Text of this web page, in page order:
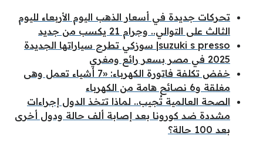
تحركات جديدة في أسعار الذهب اليوم الأربعاء لليوم
الثالث على التوالي.. وجرام 21 يكسب من جديد
suzuki s presso| سوزكي تطرح سياراتها الجديدة
2025 في مصر بسعر رائع ومغري
خفض تكلفة فاتورة الكهرباء: «7 أشياء تعمل وهى
مغلقة و6 نصائح هامة من الكهرباء
الصحة العالمية تُجيب.. لماذا تتخذ الدول إجراءات
مشددة ضد كورونا بعد إصابة ألف حالة ودول أخرى
بعد 100 حالة؟